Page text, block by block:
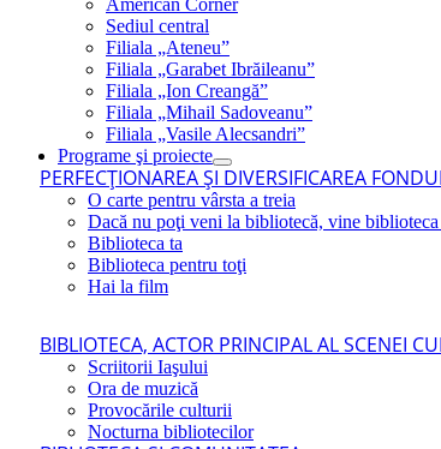
American Corner
Sediul central
Filiala „Ateneu”
Filiala „Garabet Ibrăileanu”
Filiala „Ion Creangă”
Filiala „Mihail Sadoveanu”
Filiala „Vasile Alecsandri”
Programe şi proiecte
PERFECŢIONAREA ŞI DIVERSIFICAREA
O carte pentru vârsta a treia
Dacă nu poţi veni la bibliotecă, vine
Biblioteca ta
Biblioteca pentru toţi
Hai la film
BIBLIOTECA, ACTOR PRINCIPAL AL SCENEI
Scriitorii Iaşului
Ora de muzică
Provocările culturii
Nocturna bibliotecilor